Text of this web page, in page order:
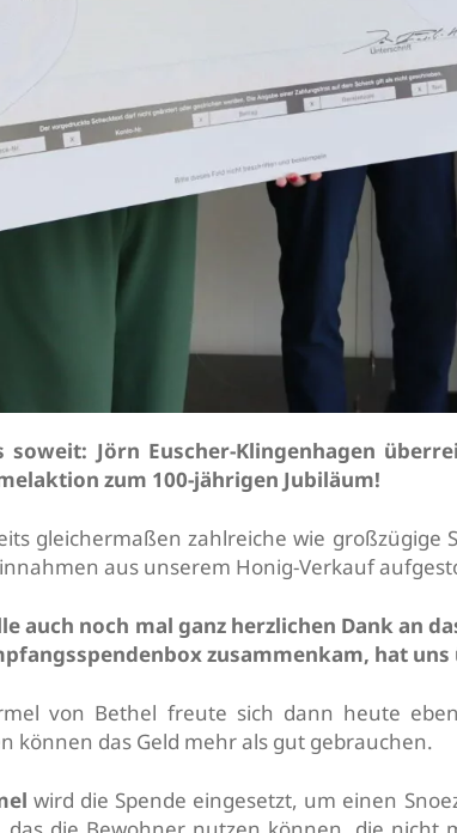
soweit: Jörn Euscher-Klingenhagen
zum 100-jährigen Jubiläum!
gleichermaßen zahlreiche wie
aus unserem Honig-Verkauf
auch noch mal ganz herzlichen Dank an
zusammenkam, hat
von Bethel freute sich dann heute
können das Geld mehr als gut gebrauchen.
wird die Spende eingesetzt, um einen